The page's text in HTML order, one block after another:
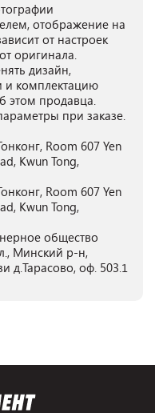
отображение на
от настроек
оригинала.
дизайн,
и комплектацию
этом продавца.
при заказе.
Room 607 Yen
Kwun Tong,
Room 607 Yen
Kwun Tong,
общество
Минский р-н,
д.Тарасово, оф. 503.1